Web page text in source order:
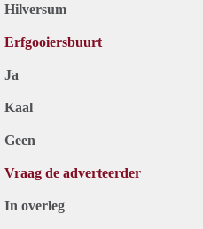
Hilversum
Erfgooiersbuurt
Ja
Kaal
Geen
Vraag de adverteerder
In overleg